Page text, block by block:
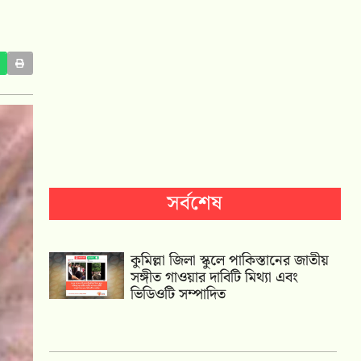
সর্বশেষ
কুমিল্লা জিলা স্কুলে পাকিস্তানের জাতীয়
সঙ্গীত গাওয়ার দাবিটি মিথ্যা এবং
ভিডিওটি সম্পাদিত